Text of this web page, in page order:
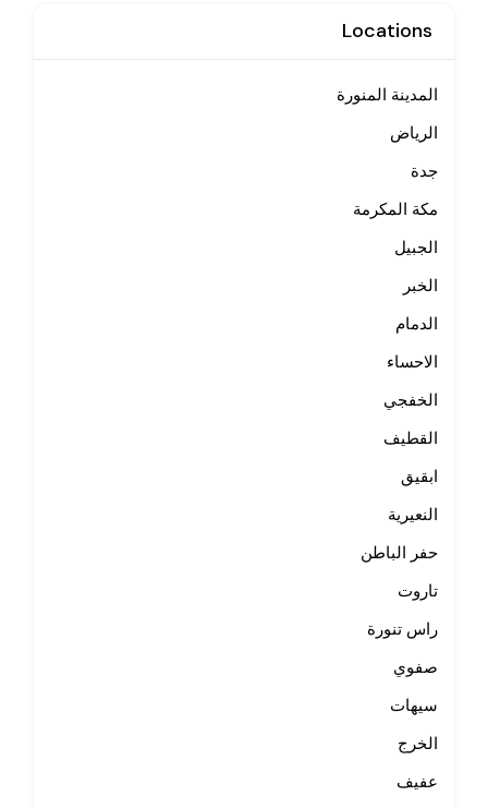
Locations
المدينة المنورة
الرياض
جدة
مكة المكرمة
الجبيل
الخبر
الدمام
الاحساء
الخفجي
القطيف
ابقيق
النعيرية
حفر الباطن
تاروت
راس تنورة
صفوي
سيهات
الخرج
عفيف